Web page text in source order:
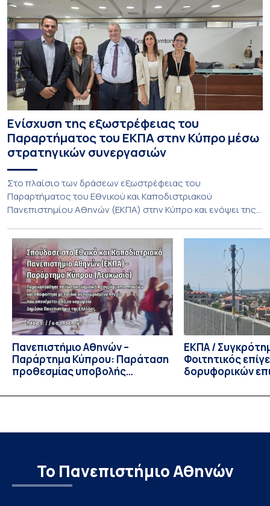
Ενίσχυση της εξωστρέφειας του
Παραρτήματος του ΕΚΠΑ στην Κύπρο μέσω
στρατηγικών συνεργασιών
Στο πλαίσιο των δράσεων εξωστρέφειας του
Παραρτήματος του Εθνικού και Καποδιστριακού
Πανεπιστημίου Αθηνών (ΕΚΠΑ) στην Κύπρο και ενόψει της
Τμήματος Οικονομικών Επιστημών και του Τμήματος
Διοίκησης Επιχειρήσεων και Οργανισμών τον Σεπτέμβριο
του 2026, ο Κοσμήτορας της Σχολής Οικονομικών και
Πολιτικών Επιστημών, Καθηγητής Νικόλαος Ηρειώτης, και ο
Πρόεδρος του Τμήματος […]
Πανεπιστήμιο Αθηνών –
Παράρτημα Κύπρου: Παράταση
προθεσμίας υποβολής
υποψηφίων
ΕΚΠΑ /
Φοιτητικός
δορυφορικών
Το Πανεπιστήμιο Αθηνών